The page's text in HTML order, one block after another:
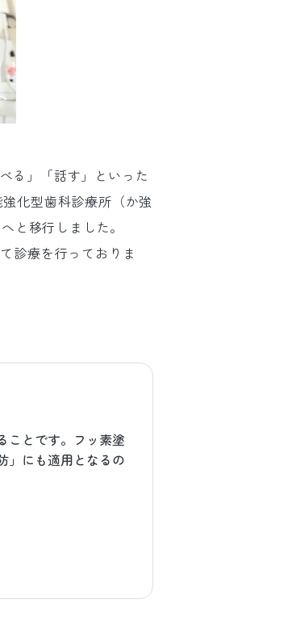
る」「話す」といった
化型歯科診療所（か強
と移行しました。
診療を行っておりま
ことです。フッ素塗
」にも適用となるの